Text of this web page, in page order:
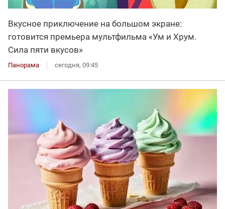
Вкусное приключение на большом экране:
готовится премьера мультфильма «Ум и Хрум.
Сила пяти вкусов»
Панорама сегодня, 09:45